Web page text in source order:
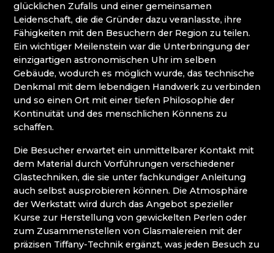
Riesengebirge
EVA EDLER GLASS ART
GLASHÜTTE JULIA
GLASHÜTTE UND BRAUEREI NOVOSAD &
SOHN
HANA ŠEBKOVÁ
RATAS JUSTYNA RATASIEWICZ
RIESENGEBIRGSMUSEUM
Isergebirge
AG PLUS
ARCON BIJOUX / COLLEGIUM TRADE
ARTCRYSTAL TOMEŠ
glücklichen Zufalls und einer gemeinsamen
Leidenschaft, die die Gründer dazu veranlasste, ihre
Fähigkeiten mit den Besuchern der Region zu teilen.
Ein wichtiger Meilenstein war die Unterbringung der
einzigartigen astronomischen Uhr im selben
Gebäude, wodurch es möglich wurde, das technische
Denkmal mit dem lebendigen Handwerk zu verbinden
und so einen Ort mit einer tiefen Philosophie der
Kontinuität und des menschlichen Könnens zu
schaffen.
Die Besucher erwartet ein unmittelbarer Kontakt mit
dem Material durch Vorführungen verschiedener
Glastechniken, die sie unter fachkundiger Anleitung
auch selbst ausprobieren können. Die Atmosphäre
der Werkstatt wird durch das Angebot spezieller
Kurse zur Herstellung von gewickelten Perlen oder
zum Zusammenstellen von Glasmalereien mit der
präzisen Tiffany-Technik ergänzt, was jeden Besuch zu